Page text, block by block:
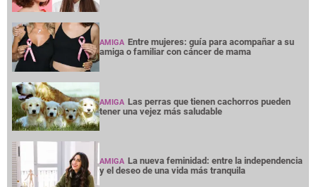
AMIGA Entre mujeres: guía para acompañar a su
amiga o familiar con cáncer de mama
AMIGA Las perras que tienen cachorros pueden
tener una vejez más saludable
AMIGA La nueva feminidad: entre la independencia
y el deseo de una vida más tranquila